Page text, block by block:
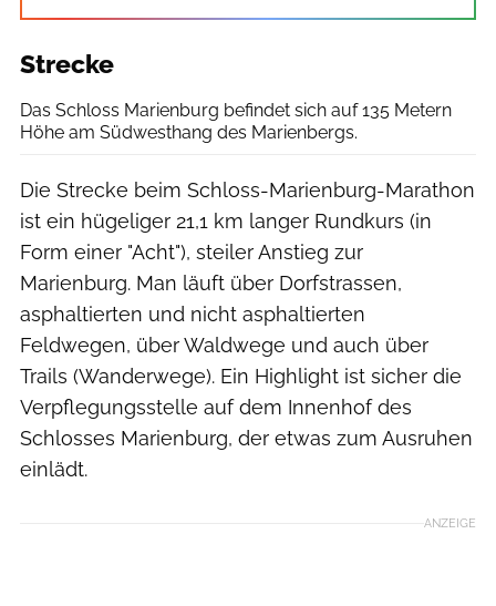
Strecke
Das Schloss Marienburg befindet sich auf 135 Metern
Höhe am Südwesthang des Marienbergs.
Die Strecke beim Schloss-Marienburg-Marathon
ist ein hügeliger 21,1 km langer Rundkurs (in
Form einer "Acht"), steiler Anstieg zur
Marienburg. Man läuft über Dorfstrassen,
asphaltierten und nicht asphaltierten
Feldwegen, über Waldwege und auch über
Trails (Wanderwege). Ein Highlight ist sicher die
Verpflegungsstelle auf dem Innenhof des
Schlosses Marienburg, der etwas zum Ausruhen
einlädt.
ANZEIGE